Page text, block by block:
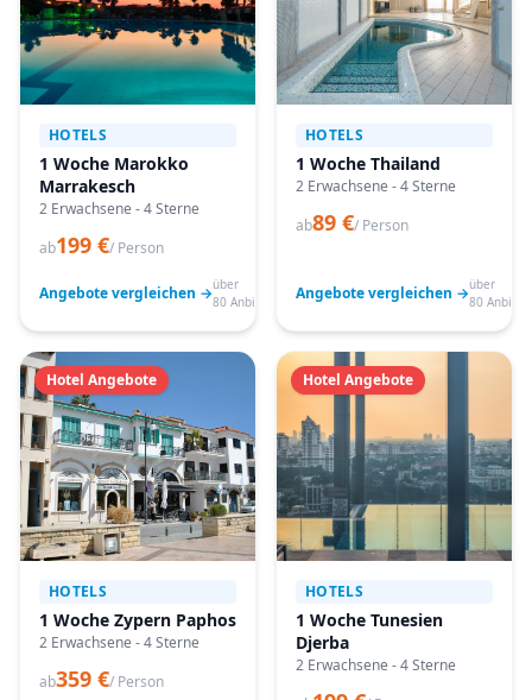
HOTELS
1 Woche Marokko
Marrakesch
2 Erwachsene - 4 Sterne
ab199 €/ Person
Angebote vergleichen →über
80 Anbieter
HOTELS
1 Woche Thailand
2 Erwachsene - 4 Sterne
ab89 €/ Person
Angebote vergleichen →über
80
Hotel Angebote
HOTELS
1 Woche Zypern Paphos
2 Erwachsene - 4 Sterne
ab359 €/ Person
Hotel Angebote
HOTELS
1 Woche Tunesien
Djerba
2 Erwachsene - 4 Sterne